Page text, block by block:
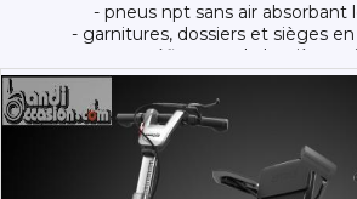
- pneus npt sans air absorbant
- garnitures, dossiers et sièges
- réflecteur de lumière
- option de contrôle de la vitesse
- siège ajustable 3
- ralentissement automatique sur les
- permet de régler facilement la hauteur
- châssis léger en
- moteur 250w à courant continu sans